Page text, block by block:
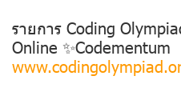
รายการ Coding
Online ✨Codementum